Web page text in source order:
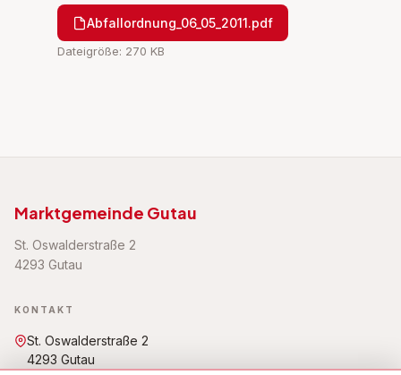
Abfallordnung_06_05_2011.pdf
Dateigröße: 270 KB
Marktgemeinde Gutau
St. Oswalderstraße 2
4293 Gutau
KONTAKT
St. Oswalderstraße 2
4293 Gutau